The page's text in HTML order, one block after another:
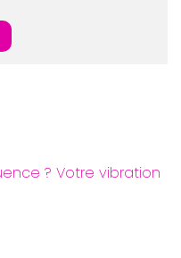
? Votre vibration